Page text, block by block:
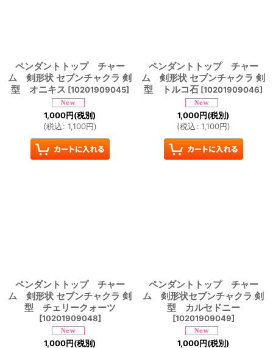
ペンダントトップ チャー
ム 剣形状 セブンチャクラ 剣
型 オニキス [10201909045]
1,000円(税別)
(税込: 1,100円)
ペンダントトップ チャー
ム 剣形状 セブンチャクラ 剣
型 トルコ石 [10201909046]
1,000円(税別)
(税込: 1,100円)
ペンダントトップ チャー
ム 剣形状 セブンチャクラ 剣
型 チェリークォーツ
[10201909048]
1,000円(税別)
ペンダントトップ チャー
ム 剣形状セブンチャクラ 剣
型 カルセドニー
[10201909049]
1,000円(税別)